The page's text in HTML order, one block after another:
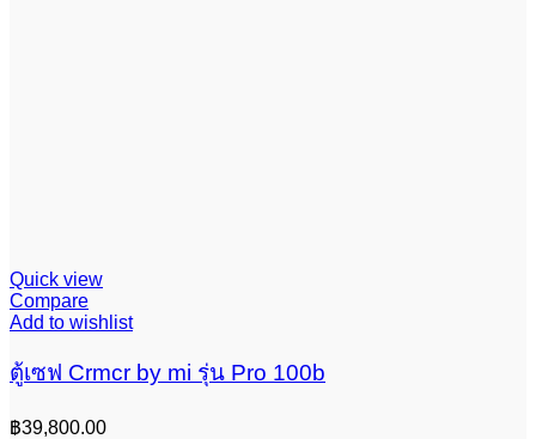
Quick view
Compare
Add to wishlist
ตู้เซฟ Crmcr by mi รุ่น Pro 100b
฿39,800.00